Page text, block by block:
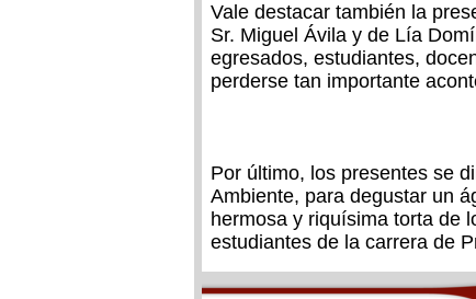
Vale destacar también la
Sr. Miguel Ávila y de Lía
egresados, estudiantes,
perderse tan importante
Por último, los presentes se
Ambiente, para degustar un
hermosa y riquísima torta de
estudiantes de la carrera de